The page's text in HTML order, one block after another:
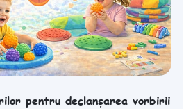
pentru declanșarea vorbirii